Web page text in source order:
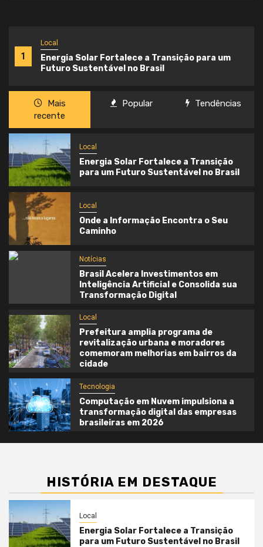
1
Local
Energia Solar Fortalece a Transição para um
Futuro Sustentável no Brasil
Mais
recente
Popular Tendências
Local
Energia Solar Fortalece a Transição
para um Futuro Sustentável no Brasil
Local
Onde a Informação Encontra o Seu
Caminho
Notícias
Brasil Acelera Investimentos em
Inteligência Artificial e Consolida sua
Transformação Digital
Local
Prefeitura amplia programa de
revitalização urbana e moradores
comemoram melhorias em bairros da
cidade
Tecnologia
Computação em Nuvem impulsiona a
transformação digital das empresas
brasileiras em 2026
HISTÓRIA EM DESTAQUE
Local
Energia Solar Fortalece a Transição
para um Futuro Sustentável no Brasil